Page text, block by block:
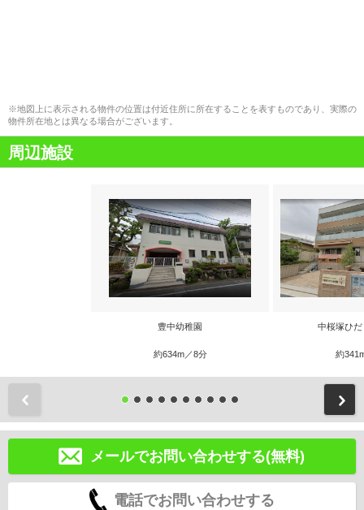
※地図上に表示される物件の位置は付近住所に所在することを表すものであり、実際の
物件所在地とは異なる場合がございます。
周辺施設
豊中幼稚園
約634m／8分
中桜塚ひ
約
メールでお問い合わせする(無料)
電話でお問い合わせする